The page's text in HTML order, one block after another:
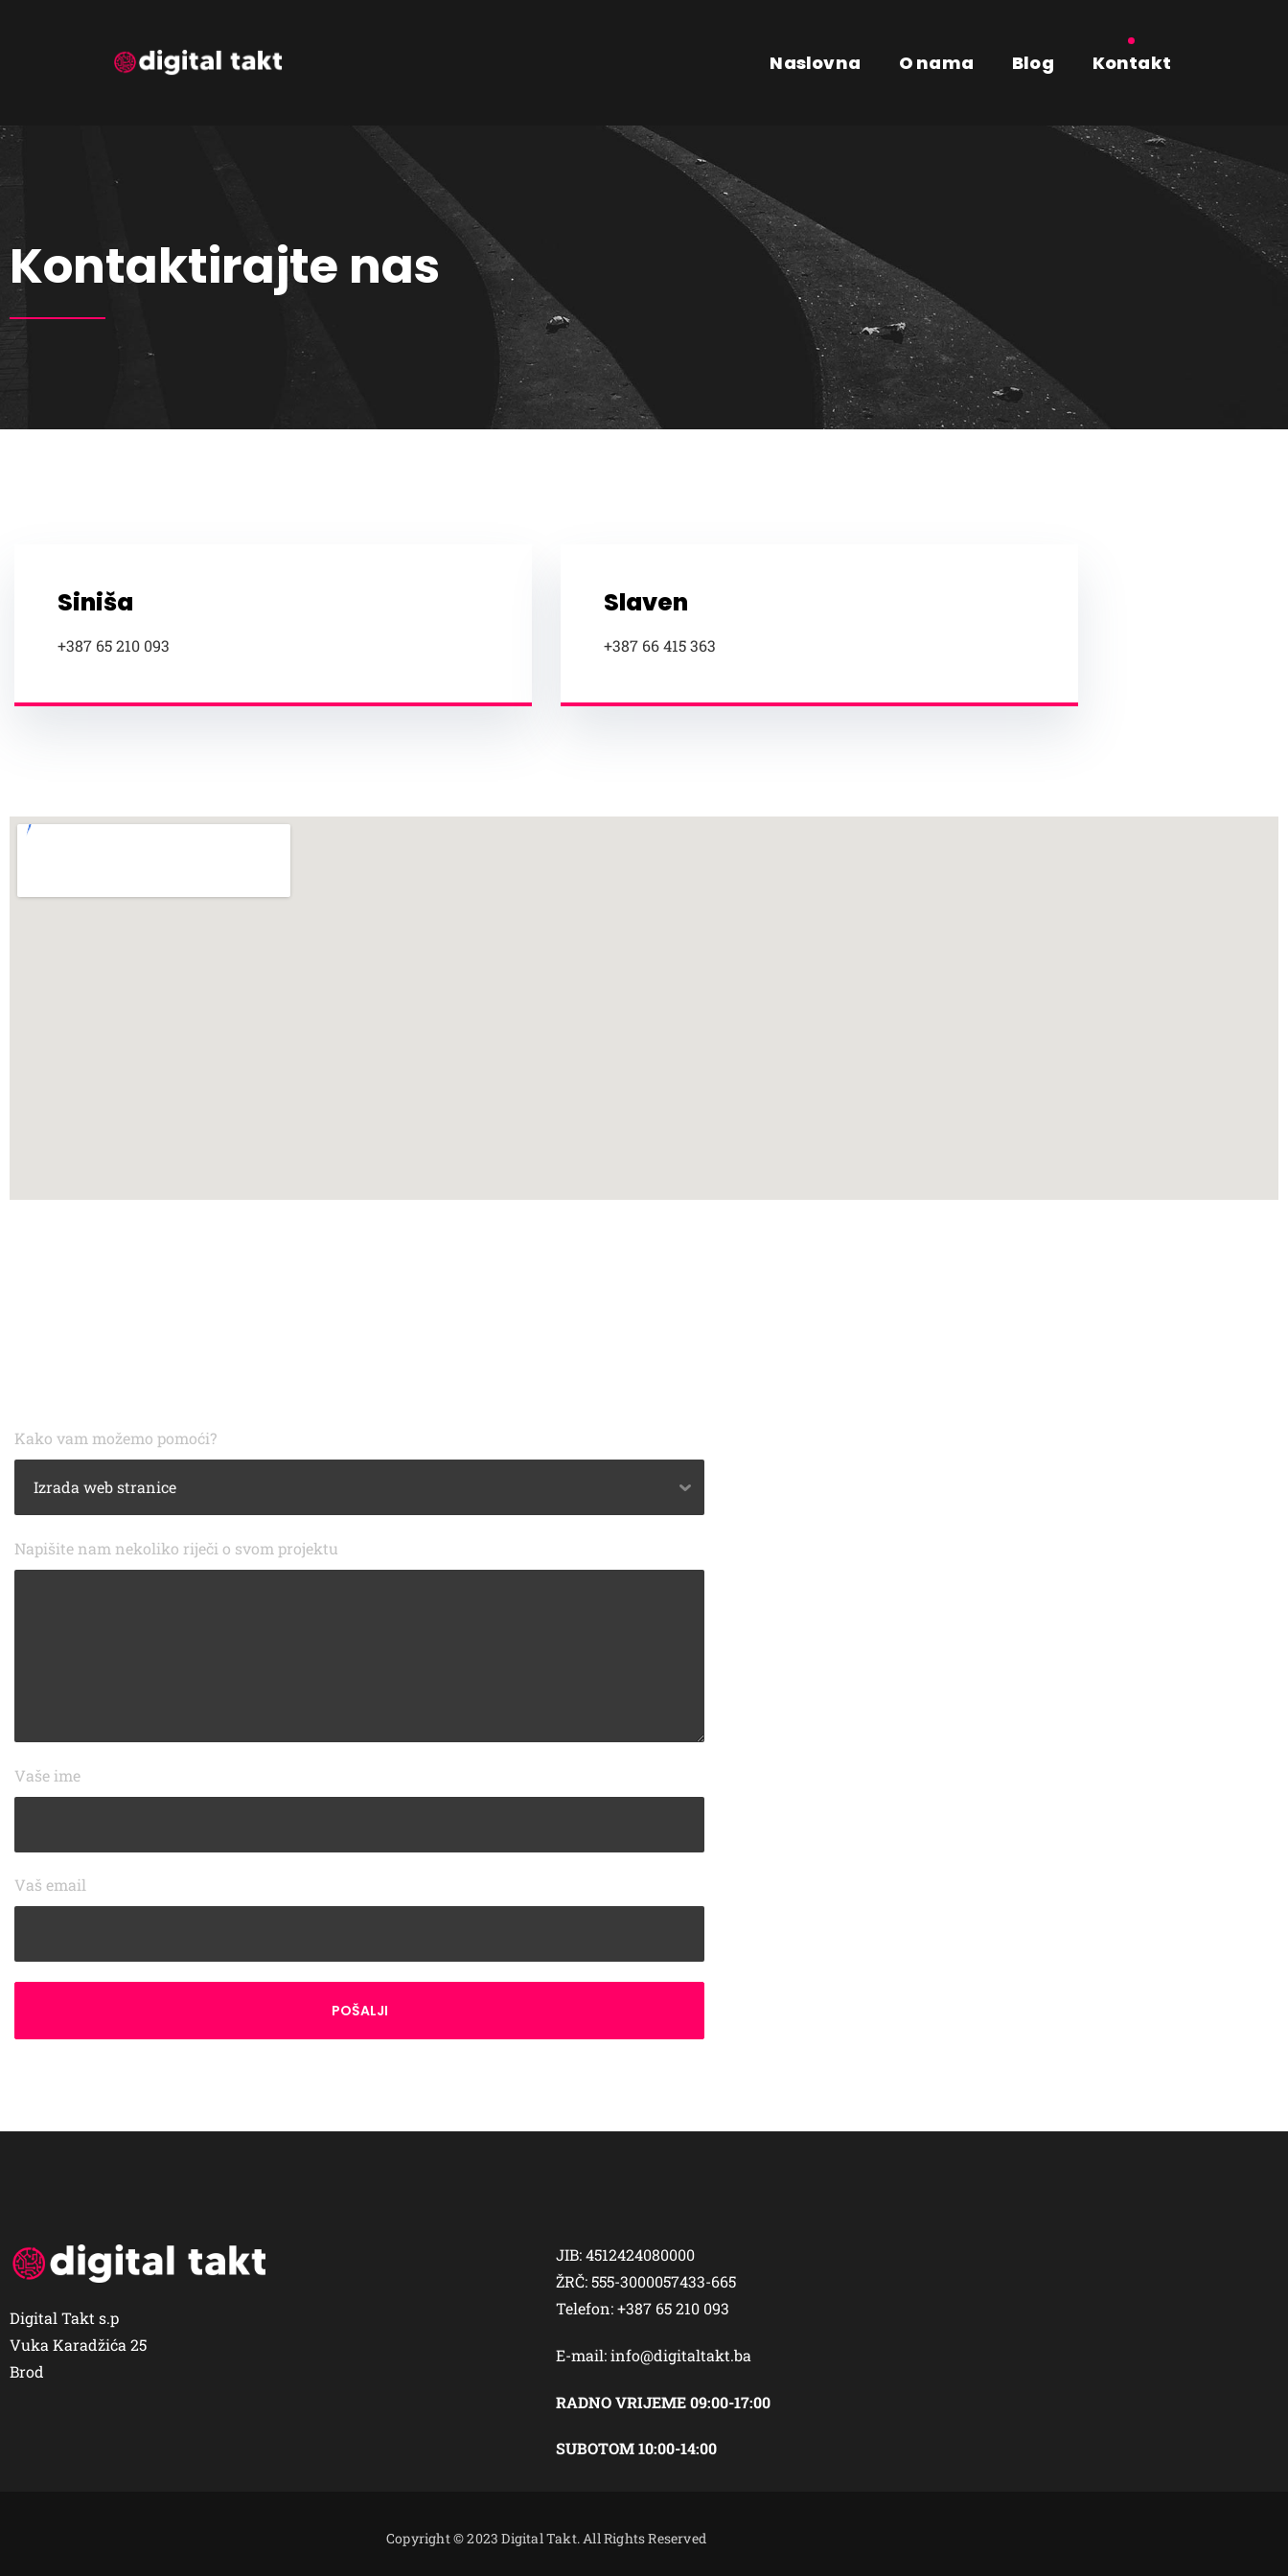
Naslovna O nama Blog Kontakt
Kontaktirajte nas
Siniša
+387 65 210 093
Slaven
+387 66 415 363
Kako vam možemo pomoći?
Napišite nam nekoliko riječi o svom projektu
Vaše ime
Vaš email
Digital Takt s.p
Vuka Karadžića 25
Brod
JIB: 4512424080000
ŽRČ: 555-3000057433-665
Telefon: +387 65 210 093
E-mail:info@digitaltakt.ba
RADNO VRIJEME 09:00-17:00
SUBOTOM 10:00-14:00
Copyright © 2023 Digital Takt. All Rights Reserved